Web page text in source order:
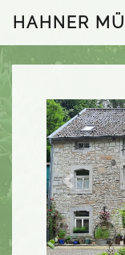
HAHNER
Previous